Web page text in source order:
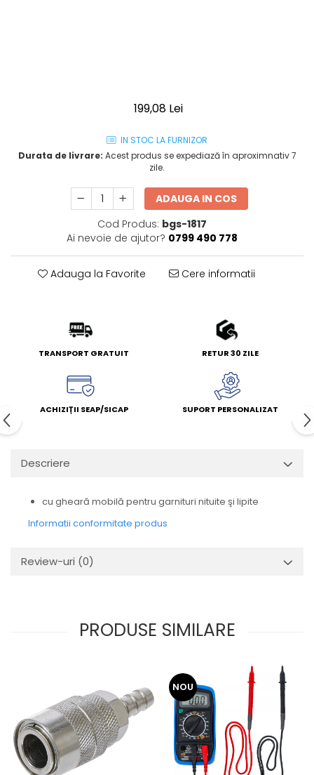
199,08 Lei
IN STOC LA FURNIZOR
Durata de livrare: Acest produs se expediază în aproximnativ 7
zile.
ADAUGA IN COS
Cod Produs: bgs-1817
Ai nevoie de ajutor? 0799 490 778
Adauga la Favorite Cere informatii
TRANSPORT GRATUIT RETUR 30 ZILE
ACHIZIȚII SEAP/SICAP SUPORT PERSONALIZAT
Descriere
cu gheară mobilă pentru garnituri nituite şi lipite
Informatii conformitate produs
Review-uri (0)
PRODUSE SIMILARE
NOU